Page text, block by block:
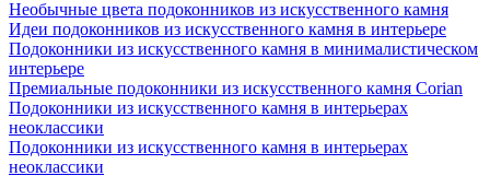
Необычные цвета подоконников из искусственного камня
Идеи подоконников из искусственного камня в интерьере
Подоконники из искусственного камня в минималистическом
интерьере
Премиальные подоконники из искусственного камня Corian
Подоконники из искусственного камня в интерьерах
неоклассики
Подоконники из искусственного камня в интерьерах
неоклассики